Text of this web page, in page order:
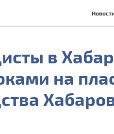
в
на